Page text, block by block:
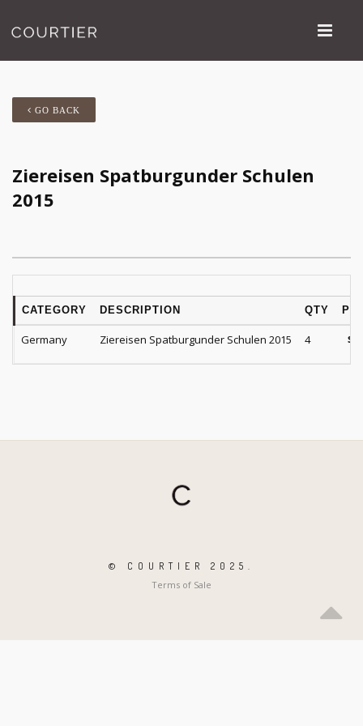
GO BACK
Ziereisen Spatburgunder Schulen
2015
CATEGORY DESCRIPTION QTY
Germany Ziereisen Spatburgunder Schulen 2015 4 $
© COURTIER 2025.
Terms of Sale